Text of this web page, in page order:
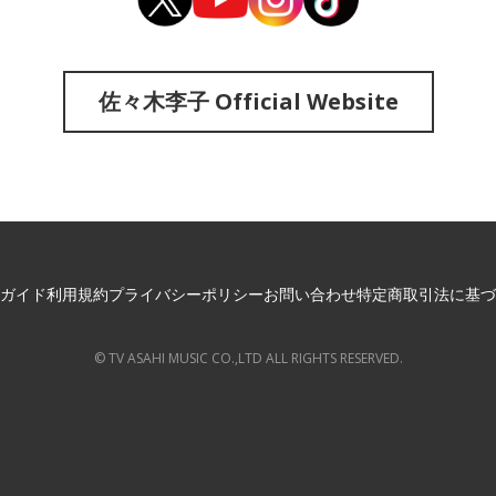
佐々木李子 Official Website
イド利用規約プライバシーポリシーお問い合わせ特定商取引法に基
© TV ASAHI MUSIC CO.,LTD ALL RIGHTS RESERVED.